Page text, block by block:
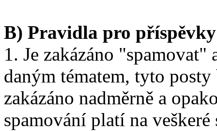
B) Pravidla pro
1. Je zakázáno
daným tématem, tyto
zakázáno nadměrně a
spamování platí na veškeré